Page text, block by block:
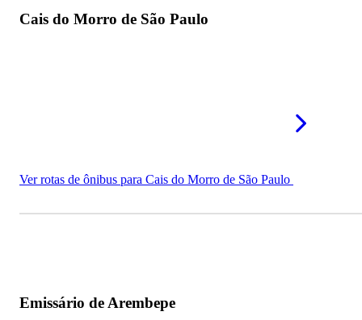
Cais do Morro de São Paulo
Ver rotas de ônibus para Cais do Morro de São Paulo
Emissário de Arembepe